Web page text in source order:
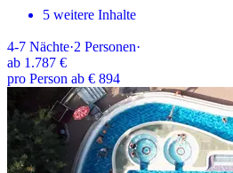
5 weitere Inhalte
4-7 Nächte·2 Personen·
ab 1.787 €
pro Person ab € 894